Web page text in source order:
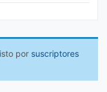
por suscriptores